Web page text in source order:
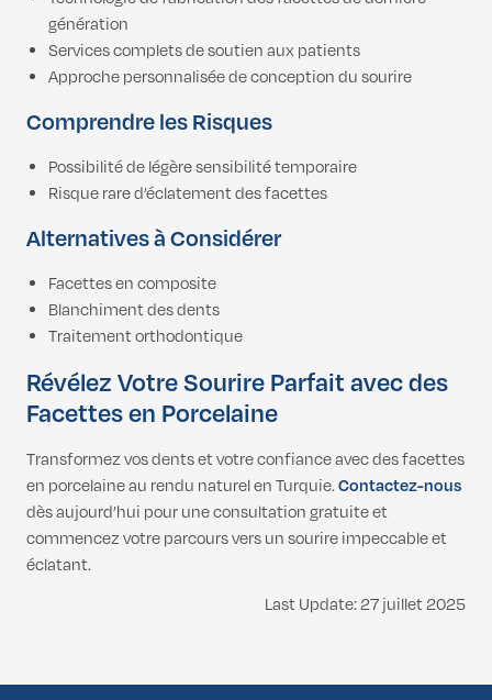
génération
Services complets de soutien aux patients
Approche personnalisée de conception du sourire
Comprendre les Risques
Possibilité de légère sensibilité temporaire
Risque rare d’éclatement des facettes
Alternatives à Considérer
Facettes en composite
Blanchiment des dents
Traitement orthodontique
Révélez Votre Sourire Parfait avec des
Facettes en Porcelaine
Transformez vos dents et votre confiance avec des facettes
en porcelaine au rendu naturel en Turquie.Contactez-nous
dès aujourd’hui pour une consultation gratuite et
commencez votre parcours vers un sourire impeccable et
éclatant.
Last Update: 27 juillet 2025